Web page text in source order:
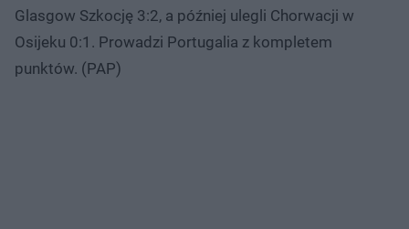
Glasgow Szkocję 3:2, a później ulegli Chorwacji w
Osijeku 0:1. Prowadzi Portugalia z kompletem
punktów. (PAP)